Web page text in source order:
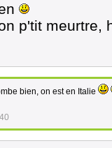
p'tit meurtre,
bien, on est en Italie